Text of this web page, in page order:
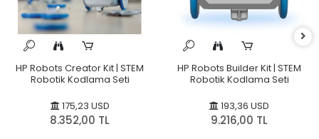
HP Robots Creator Kit | STEM
Robotik Kodlama Seti
175,23 USD
8.352,00 TL
HP Robots Builder Kit | STEM
Robotik Kodlama Seti
193,36 USD
9.216,00 TL